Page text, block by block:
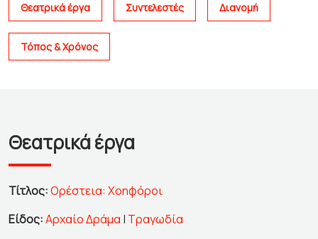
Θεατρικά έργα Συντελεστές Διανομή
Τόπος & Χρόνος
Θεατρικά έργα
Τίτλος:Ορέστεια: Χοηφόροι
Είδος:Αρχαίο Δράμα | Τραγωδία